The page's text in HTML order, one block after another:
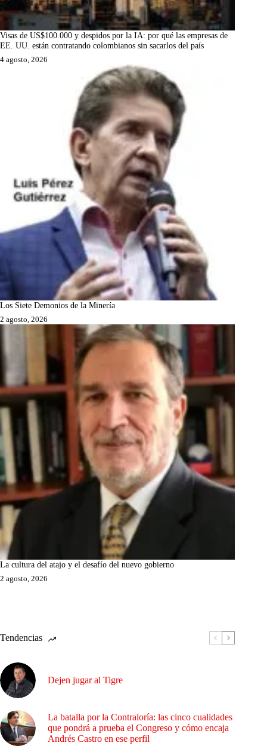
Visas de US$100.000 y despidos por la IA: por qué las empresas de
EE. UU. están contratando colombianos sin sacarlos del país
4 agosto, 2026
Los Siete Demonios de la Minería
2 agosto, 2026
La cultura del atajo y el desafío del nuevo gobierno
2 agosto, 2026
Tendencias
Dejen jugar al Tigre
La batalla por la Contraloría: las cinco cualidades
que pondrá a prueba el Congreso y cómo encaja
Andrés Castro en ese perfil